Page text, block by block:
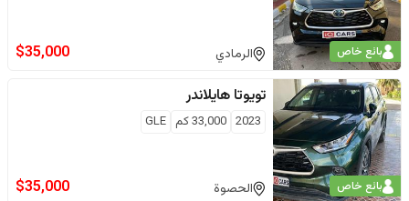
بائع خاص الرمادي $35,000
بائع خاص
تويوتا هايلاندر
2023
33,000كم GLE
الحصوة $35,000